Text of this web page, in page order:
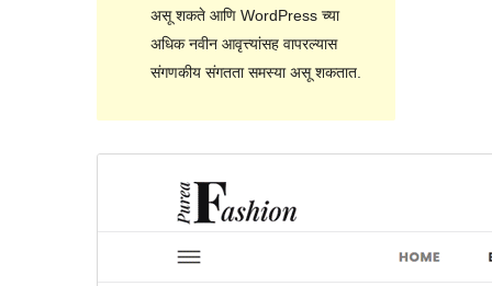
असू शकते आणि WordPress च्या
अधिक नवीन आवृत्त्यांसह वापरल्यास
संगणकीय संगतता समस्या असू शकतात.